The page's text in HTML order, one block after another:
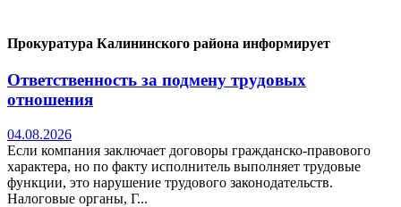
Прокуратура Калининского района информирует
Ответственность за подмену трудовых
отношения
04.08.2026
Если компания заключает договоры гражданско-правового
характера, но по факту исполнитель выполняет трудовые
функции, это нарушение трудового законодательств.
Налоговые органы, Г...